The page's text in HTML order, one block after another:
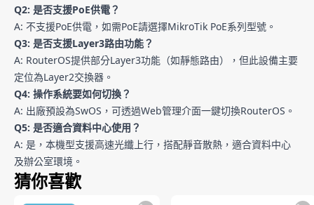
Q2: 是否支援PoE供電？
A: 不支援PoE供電，如需PoE請選擇MikroTik PoE系列型號。
Q3: 是否支援Layer3路由功能？
A: RouterOS提供部分Layer3功能（如靜態路由），但此設備主要
定位為Layer2交換器。
Q4: 操作系統要如何切換？
A: 出廠預設為SwOS，可透過Web管理介面一鍵切換RouterOS。
Q5: 是否適合資料中心使用？
A: 是，本機型支援高速光纖上行，搭配靜音散熱，適合資料中心
及辦公室環境。
猜你喜歡